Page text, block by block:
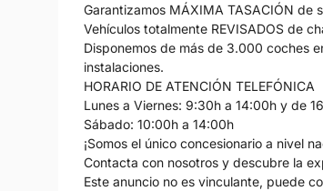
Garantizamos MÁXIMA TASACIÓN de
Vehículos totalmente REVISADOS de
Disponemos de más de 3.000 coches
instalaciones.
HORARIO DE ATENCIÓN TELEFÓNICA
Lunes a Viernes: 9:30h a 14:00h y de
Sábado: 10:00h a 14:00h
¡Somos el único concesionario a nivel
Contacta con nosotros y descubre la
Este anuncio no es vinculante, puede